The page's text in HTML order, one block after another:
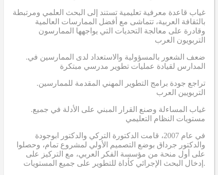
غياب قاعدة معرفية تعليمية تستند إلى البحث العلمي ومرتبطة
بالثقافة العربية، تتماشى مع أفضل الممارسات العالمية
وقادرة على معالجة التحديات التي يواجهها الممارسون
التربويون العرب
.ضعف الشعور بالمسؤولية والاستعداد لدى الممارسين في
المدارس لقيادة عمليات تطوير مدرسي مبتكرة
.تراجع جودة برامج التطوير المهني المقدمة للممارسين
التربويين العرب
.غياب المساءلة وصنع القرار المبني على الأدلة في جميع
مستويات النظام التعليمي
في عام 2007، قامت الدكتورة التركي والدكتور ابوجودة
والدكتور جرداق بوضع التصميم الأولي لمشروع تمام، وحصلوا
على أول منحة من مؤسسة الفكر العربي، مع التركيز على
إدخال البحث الإجرائي كأداة للتطوير على جميع المستويات.